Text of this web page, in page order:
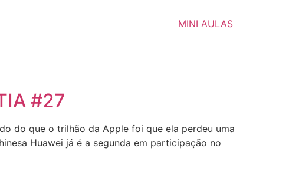
MINI AULAS
#27
do que o trilhão da Apple foi que ela perdeu uma
Huawei já é a segunda em participação no